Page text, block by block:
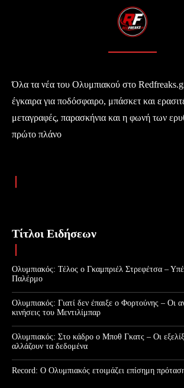
Όλα τα νέα του Ολυμπιακού στο
έγκαιρα για ποδόσφαιρο, μπάσκετ και
μεταγραφές, παρασκήνια και η φωνή των
πρώτο πλάνο
Τίτλοι Ειδήσεων
Ολυμπιακός: Τέλος ο Γκαμπριέλ Στρεφέτσα –
Παλέρμο
Ολυμπιακός: Γιατί δεν έπαιξε ο Φορτούνης – Οι
κινήσεις του Μεντιλίμπαρ
Ολυμπιακός: Στο κάδρο ο Μποθ Γκατς – Οι
αλλάζουν τα δεδομένα
Record: Ο Ολυμπιακός ετοιμάζει επίσημη